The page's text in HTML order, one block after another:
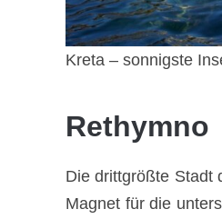
Kreta – sonnigste
Rethymno
Die drittgrößte Stadt
Magnet für die